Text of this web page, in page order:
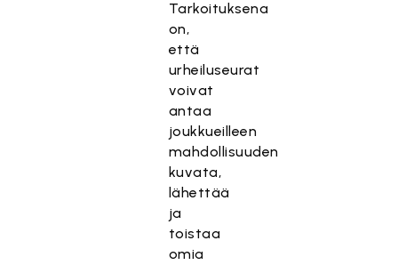
Tarkoituksena
on,
että
urheiluseurat
voivat
antaa
joukkueilleen
mahdollisuuden
kuvata,
lähettää
ja
toistaa
omia